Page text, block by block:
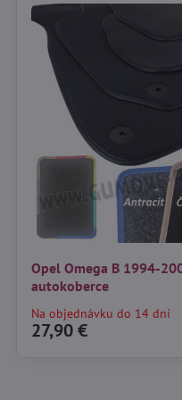
Opel Omega B 1994-
autokoberce
Na objednávku do 14 dní
27,90 €